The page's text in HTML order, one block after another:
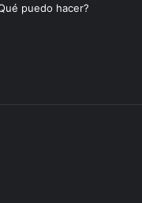
puedo hacer?